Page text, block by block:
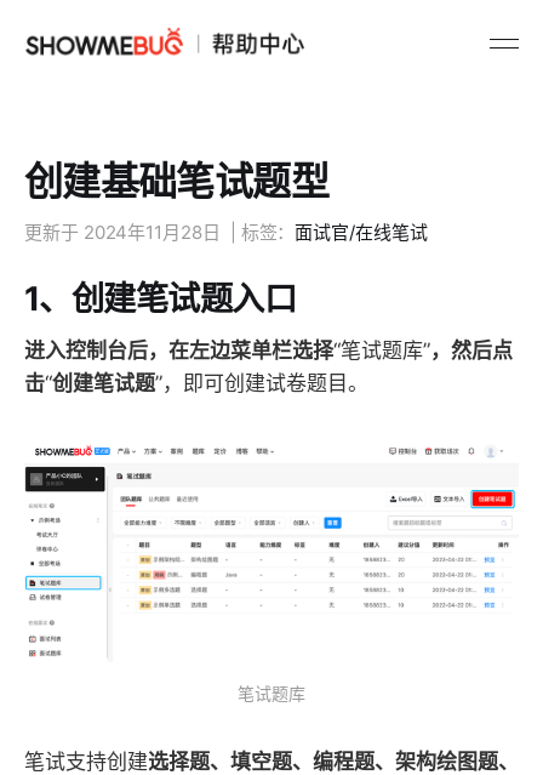
创建基础笔试题型
更新于 2024年11月28日 | 标签：面试官/在线笔试
1、创建笔试题入口
进入控制台后，在左边菜单栏选择“笔试题库”，然后点
击“创建笔试题”，即可创建试卷题目。
笔试题库
笔试支持创建选择题、填空题、编程题、架构绘图题、